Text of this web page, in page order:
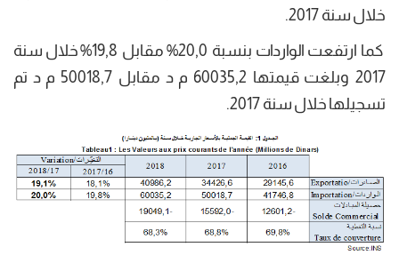
خلال سنة 2017.
كما ارتفعت الواردات بنسبة 20,0% مقابل 19,8% خلال سنة
2017 وبلغت قيمتها 60035,2 م د مقابل 50018,7 م د تم
تسجيلها خلال سنة 2017.